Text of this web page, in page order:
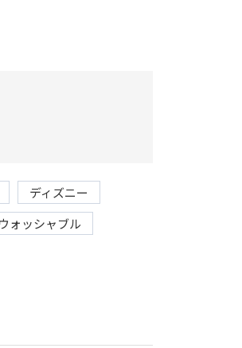
ディズニー
ウォッシャブル